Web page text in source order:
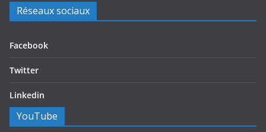
Réseaux sociaux
Facebook
Twitter
Linkedin
YouTube